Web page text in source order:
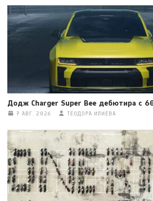
Додж Charger Super Bee дебютира с
7 АВГ. 2026 ТЕОДОРА ИЛИЕВА